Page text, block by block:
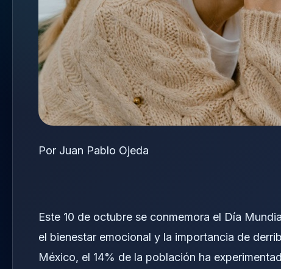
Por Juan Pablo Ojeda
Este 10 de octubre se conmemora el Día
el bienestar emocional y la importancia de
México, el 14% de la población ha